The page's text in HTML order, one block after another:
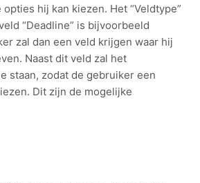
hij kan kiezen. Het “Veldtype”
“Deadline” is bijvoorbeeld
zal dan een veld krijgen waar hij
Naast dit veld zal het
staan, zodat de gebruiker een
Dit zijn de mogelijke